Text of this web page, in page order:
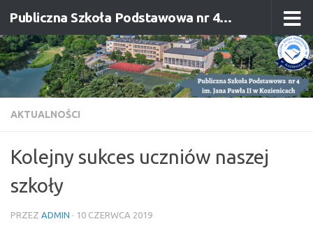
Przejdź do treści Publiczna Szkoła Podstawowa nr 4 im. Jana Pawła II w Kozienicach
AKTUALNOŚCI
Kolejny sukces uczniów naszej
szkoły
PRZEZ ADMIN · 10 CZERWCA 2019